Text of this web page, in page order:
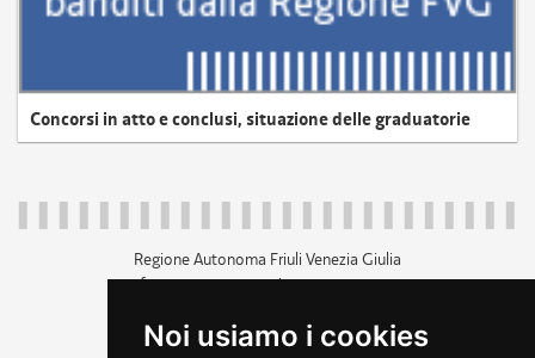
Noi usiamo i cookies
Concorsi in atto e conclusi, situazione delle graduatorie
Regione Autonoma Friuli Venezia Giulia
c.f. 80014930327; p.iva 00526040324
+39 040 3771111